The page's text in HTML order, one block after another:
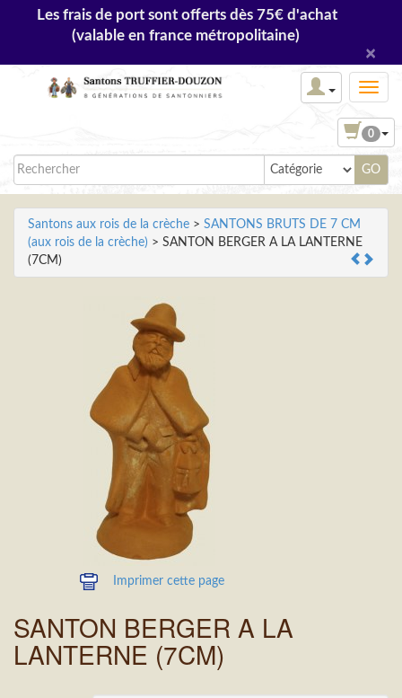
Les frais de port sont offerts dès 75€ d'achat
(valable en france métropolitaine)
×
0
Santons aux rois de la crèche > SANTONS BRUTS DE 7 CM
(aux rois de la crèche) > SANTON BERGER A LA LANTERNE
(7CM)
Imprimer cette page
SANTON BERGER A LA
LANTERNE (7CM)